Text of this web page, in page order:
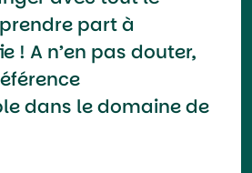
part à
! A n’en pas douter,
dans le domaine de